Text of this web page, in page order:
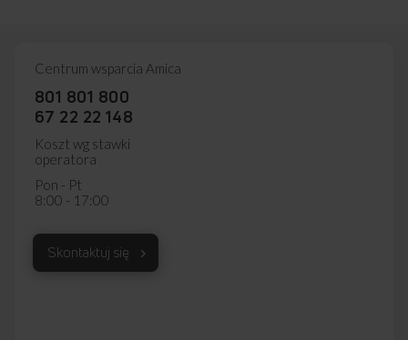
Centrum wsparcia Amica
801 801 800
67 22 22 148
Koszt wg stawki
operatora
Pon - Pt
8:00 - 17:00
Skontaktuj się